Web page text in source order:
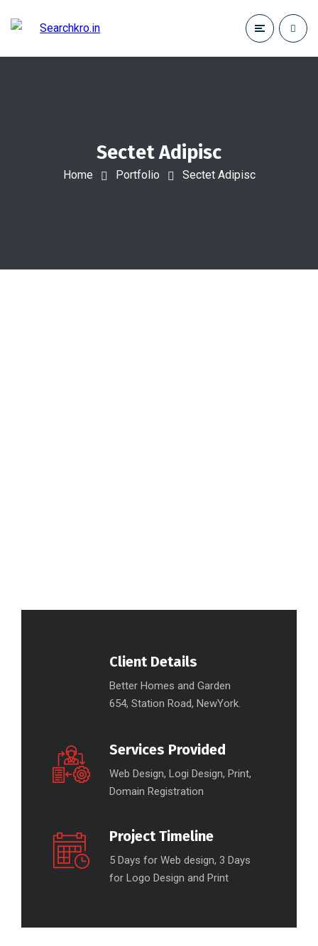
Sectet Adipisc
Home Portfolio Sectet Adipisc
Client Details
Better Homes and Garden
654, Station Road, NewYork.
Services Provided
Web Design, Logi Design, Print,
Domain Registration
Project Timeline
5 Days for Web design, 3 Days
for Logo Design and Print